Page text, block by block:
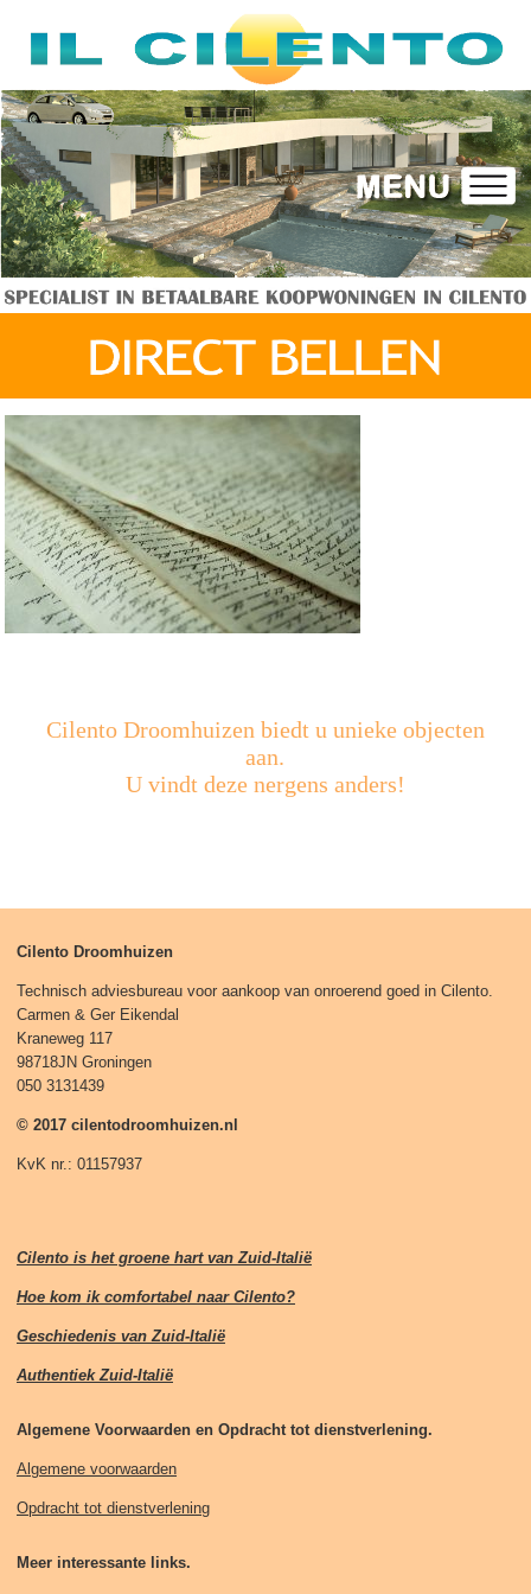
Cilento Droomhuizen biedt u unieke objecten
aan.
U vindt deze nergens anders!
Cilento Droomhuizen
Technisch adviesbureau voor aankoop van onroerend goed in Cilento.
Carmen & Ger Eikendal
Kraneweg 117
98718JN Groningen
050 3131439
© 2017 cilentodroomhuizen.nl
KvK nr.: 01157937
Cilento is het groene hart van Zuid-Italië
Hoe kom ik comfortabel naar Cilento?
Geschiedenis van Zuid-Italië
Authentiek Zuid-Italië
Algemene Voorwaarden en Opdracht tot dienstverlening.
Algemene voorwaarden
Opdracht tot dienstverlening
Meer interessante links.